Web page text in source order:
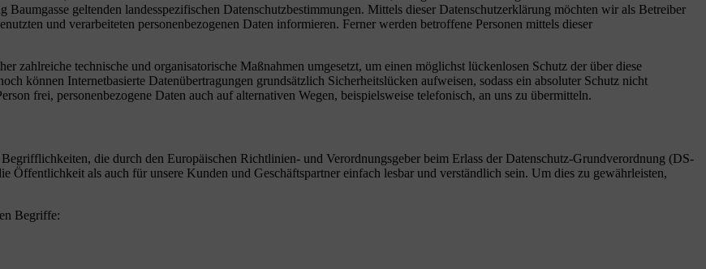
geltenden landesspezifischen Datenschutzbestimmungen. Mittels dieser Datenschutzerklärung möchten wir als Betreiber
und verarbeiteten personenbezogenen Daten informieren. Ferner werden betroffene Personen mittels dieser
zahlreiche technische und organisatorische Maßnahmen umgesetzt, um einen möglichst lückenlosen Schutz der über diese
können Internetbasierte Datenübertragungen grundsätzlich Sicherheitslücken aufweisen, sodass ein absoluter Schutz nicht
frei, personenbezogene Daten auch auf alternativen Wegen, beispielsweise telefonisch, an uns zu übermitteln.
die durch den Europäischen Richtlinien- und Verordnungsgeber beim Erlass der Datenschutz-Grundverordnung (DS-
als auch für unsere Kunden und Geschäftspartner einfach lesbar und verständlich sein. Um dies zu gewährleisten,
Begriffe: